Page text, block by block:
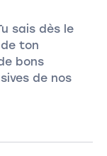
sais dès le
ton
bons
de nos